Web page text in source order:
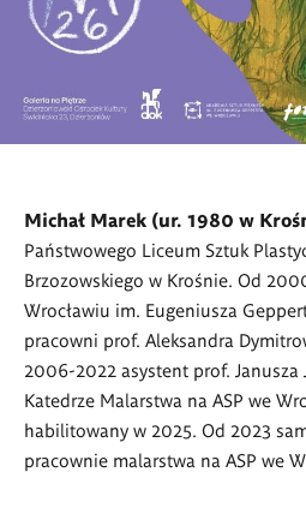
Michał Marek (ur. 1980 w
Państwowego Liceum Sztuk
Brzozowskiego w Krośnie. Od
Wrocławiu im. Eugeniusza
pracowni prof. Aleksandra
2006-2022 asystent prof. Janusza
Katedrze Malarstwa na ASP we
habilitowany w 2025. Od 2023
pracownie malarstwa na ASP we